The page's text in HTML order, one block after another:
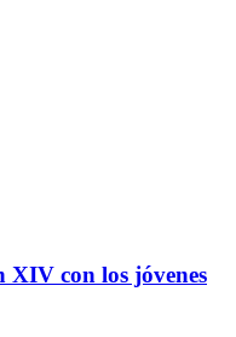
XIV con los jóvenes